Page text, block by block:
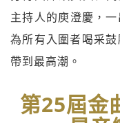
主持人的庾澄慶，
為所有入圍者喝采
帶到最高潮。
第25屆金